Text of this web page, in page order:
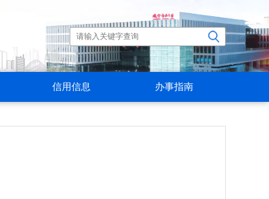
信用信息 办事指南